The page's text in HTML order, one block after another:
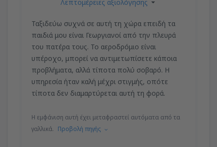
Λεπτομέρειες αξιολόγησης
Ταξιδεύω συχνά σε αυτή τη χώρα επειδή τα
παιδιά μου είναι Γεωργιανοί από την πλευρά
του πατέρα τους. Το αεροδρόμιο είναι
υπέροχο, μπορεί να αντιμετωπίσετε κάποια
προβλήματα, αλλά τίποτα πολύ σοβαρό. Η
υπηρεσία ήταν καλή μέχρι στιγμής, οπότε
τίποτα δεν διαμαρτύρεται αυτή τη φορά.
Η εμφάνιση αυτή έχει μεταφραστεί αυτόματα από τα
γαλλικά. Προβολή πηγής